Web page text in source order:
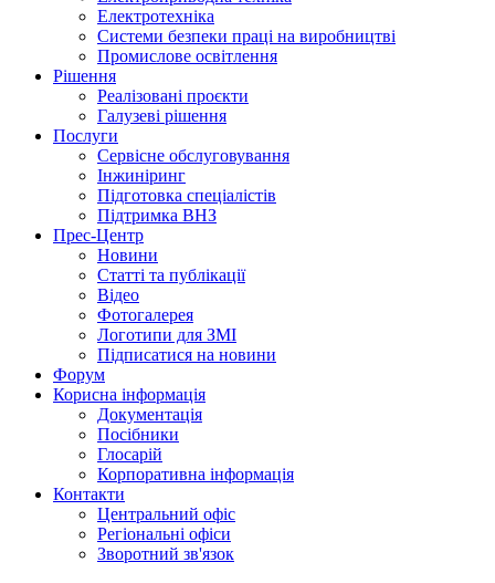
Електротехніка
Системи безпеки праці на виробництві
Промислове освітлення
Рішення
Реалізовані проєкти
Галузеві рішення
Послуги
Сервісне обслуговування
Інжиніринг
Підготовка спеціалістів
Підтримка ВНЗ
Прес-Центр
Новини
Статті та публікації
Відео
Фотогалерея
Логотипи для ЗМІ
Підписатися на новини
Форум
Корисна інформація
Документація
Посібники
Глосарій
Корпоративна інформація
Контакти
Центральний офіс
Регіональні офіси
Зворотний зв'язок